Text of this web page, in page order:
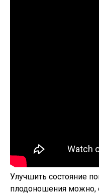
Улучшить состояние
плодоношения можно,